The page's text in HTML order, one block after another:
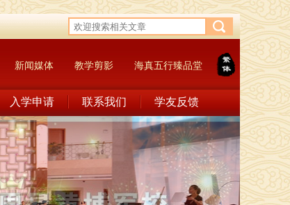
新闻媒体 教学剪影 海真五行臻品堂
入学申请 联系我们 学友反馈